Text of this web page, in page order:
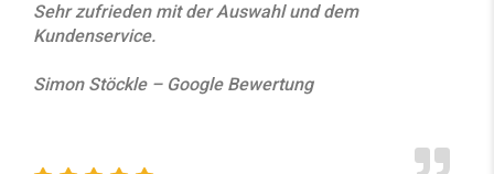
Sehr zufrieden mit der Auswahl und dem
Kundenservice.
Simon Stöckle – Google Bewertung